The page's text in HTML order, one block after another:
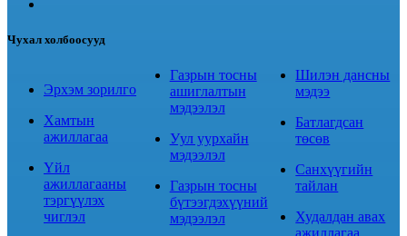
Чухал холбоосууд
Эрхэм зорилго
Хамтын
ажиллагаа
Үйл
ажиллагааны
тэргүүлэх
чиглэл
Газрын тосны
ашиглалтын
мэдээлэл
Уул уурхайн
мэдээлэл
Газрын тосны
бүтээгдэхүүний
мэдээлэл
Шилэн дансны
мэдээ
Батлагдсан
төсөв
Санхүүгийн
тайлан
Худалдан авах